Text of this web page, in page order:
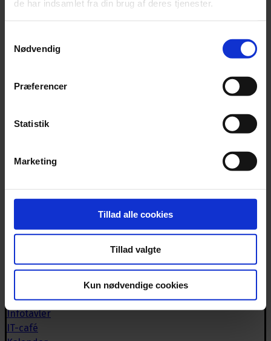
de har indsamlet fra din brug af deres tjenester.
Nødvendig
Præferencer
Statistik
Marketing
Tillad alle cookies
Tillad valgte
Kun nødvendige cookies
Åbningstider
Tirsdag: 07.00–21.00
Fredag: 07.00–21.00
Søndag: 07.00–21.00
Biblioteket
Bispebrevet
Deutsche Bücherei
Håndværkeriet
Infotavler
IT-café